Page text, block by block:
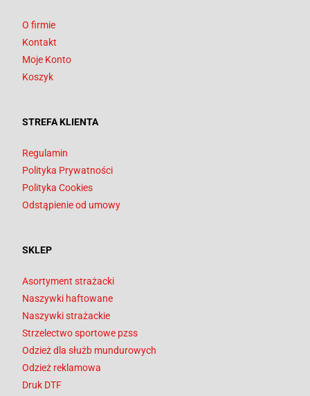
O firmie
Kontakt
Moje Konto
Koszyk
STREFA KLIENTA
Regulamin
Polityka Prywatności
Polityka Cookies
Odstąpienie od umowy
SKLEP
Asortyment strażacki
Naszywki haftowane
Naszywki strażackie
Strzelectwo sportowe pzss
Odzież dla służb mundurowych
Odzież reklamowa
Druk DTF